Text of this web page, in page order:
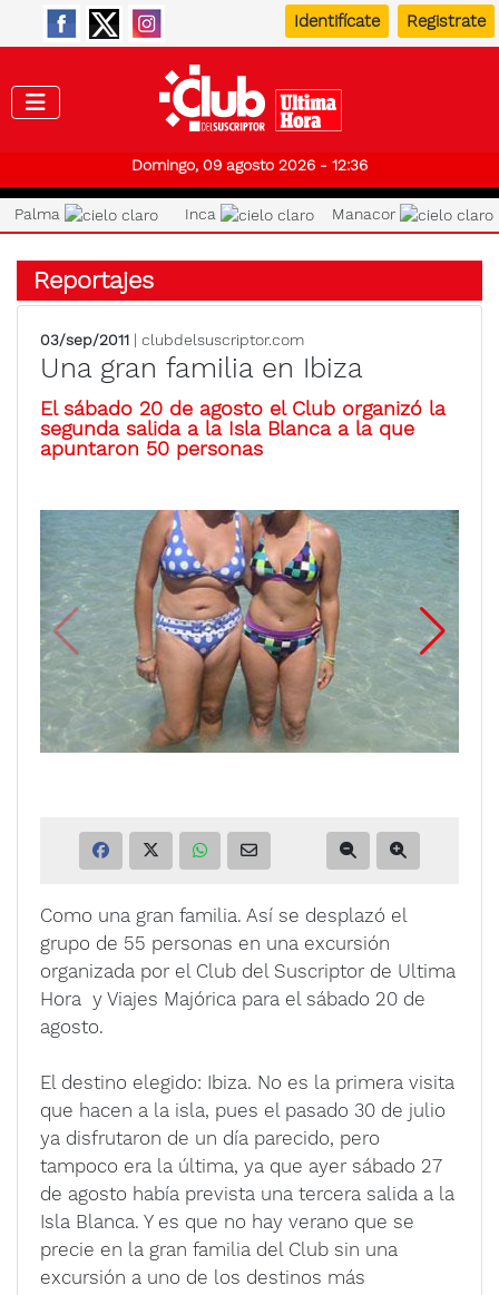
Identifícate Registrate
Domingo, 09 agosto 2026 - 12:36
Palma Inca Manacor
Reportajes
03/sep/2011 | clubdelsuscriptor.com
Una gran familia en Ibiza
El sábado 20 de agosto el Club organizó la
segunda salida a la Isla Blanca a la que
apuntaron 50 personas
Como una gran familia. Así se desplazó el
grupo de 55 personas en una excursión
organizada por el Club del Suscriptor de Ultima
Hora y Viajes Majórica para el sábado 20 de
agosto.
El destino elegido: Ibiza. No es la primera visita
que hacen a la isla, pues el pasado 30 de julio
ya disfrutaron de un día parecido, pero
tampoco era la última, ya que ayer sábado 27
de agosto había prevista una tercera salida a la
Isla Blanca. Y es que no hay verano que se
precie en la gran familia del Club sin una
excursión a uno de los destinos más